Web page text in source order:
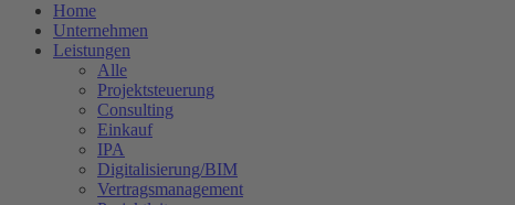
Home
Unternehmen
Leistungen
Alle
Projektsteuerung
Consulting
Einkauf
IPA
Digitalisierung/BIM
Vertragsmanagement